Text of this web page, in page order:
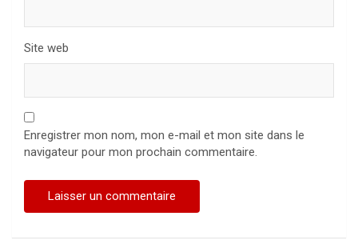
Site web
Enregistrer mon nom, mon e-mail et mon site dans le
navigateur pour mon prochain commentaire.